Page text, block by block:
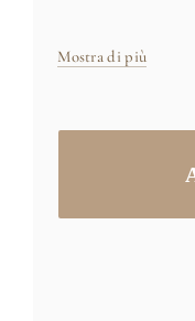
Dimensioni: H
fornito in 1
Dimensioni e
Immagine
Mostra di più